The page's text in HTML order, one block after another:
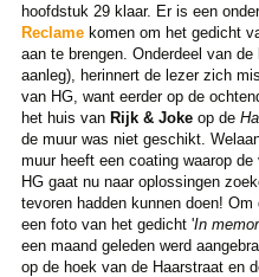
hoofdstuk 29 klaar. Er is een
Reclamekomen om het gedicht
aan te brengen. Onderdeel van de
aanleg), herinnert de lezer zich
van HG, want eerder op de
het huis van Rijk & Jokeop de
de muur was niet geschikt.
muur heeft een coating waarop
HG gaat nu naar oplossingen
tevoren hadden kunnen doen!
een foto van het gedicht 'In
een maand geleden werd
op de hoek van de Haarstraat en